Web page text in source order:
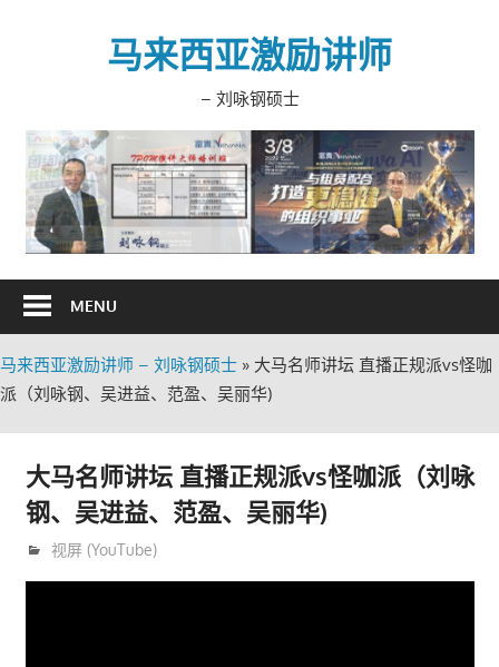
马来西亚激励讲师
– 刘咏钢硕士
MENU
马来西亚激励讲师 – 刘咏钢硕士 » 大马名师讲坛 直播正规派vs怪咖
派（刘咏钢、吴进益、范盈、吴丽华)
大马名师讲坛 直播正规派vs怪咖派（刘咏
钢、吴进益、范盈、吴丽华)
5月 6, 2020
trainer
视屏 (YouTube)